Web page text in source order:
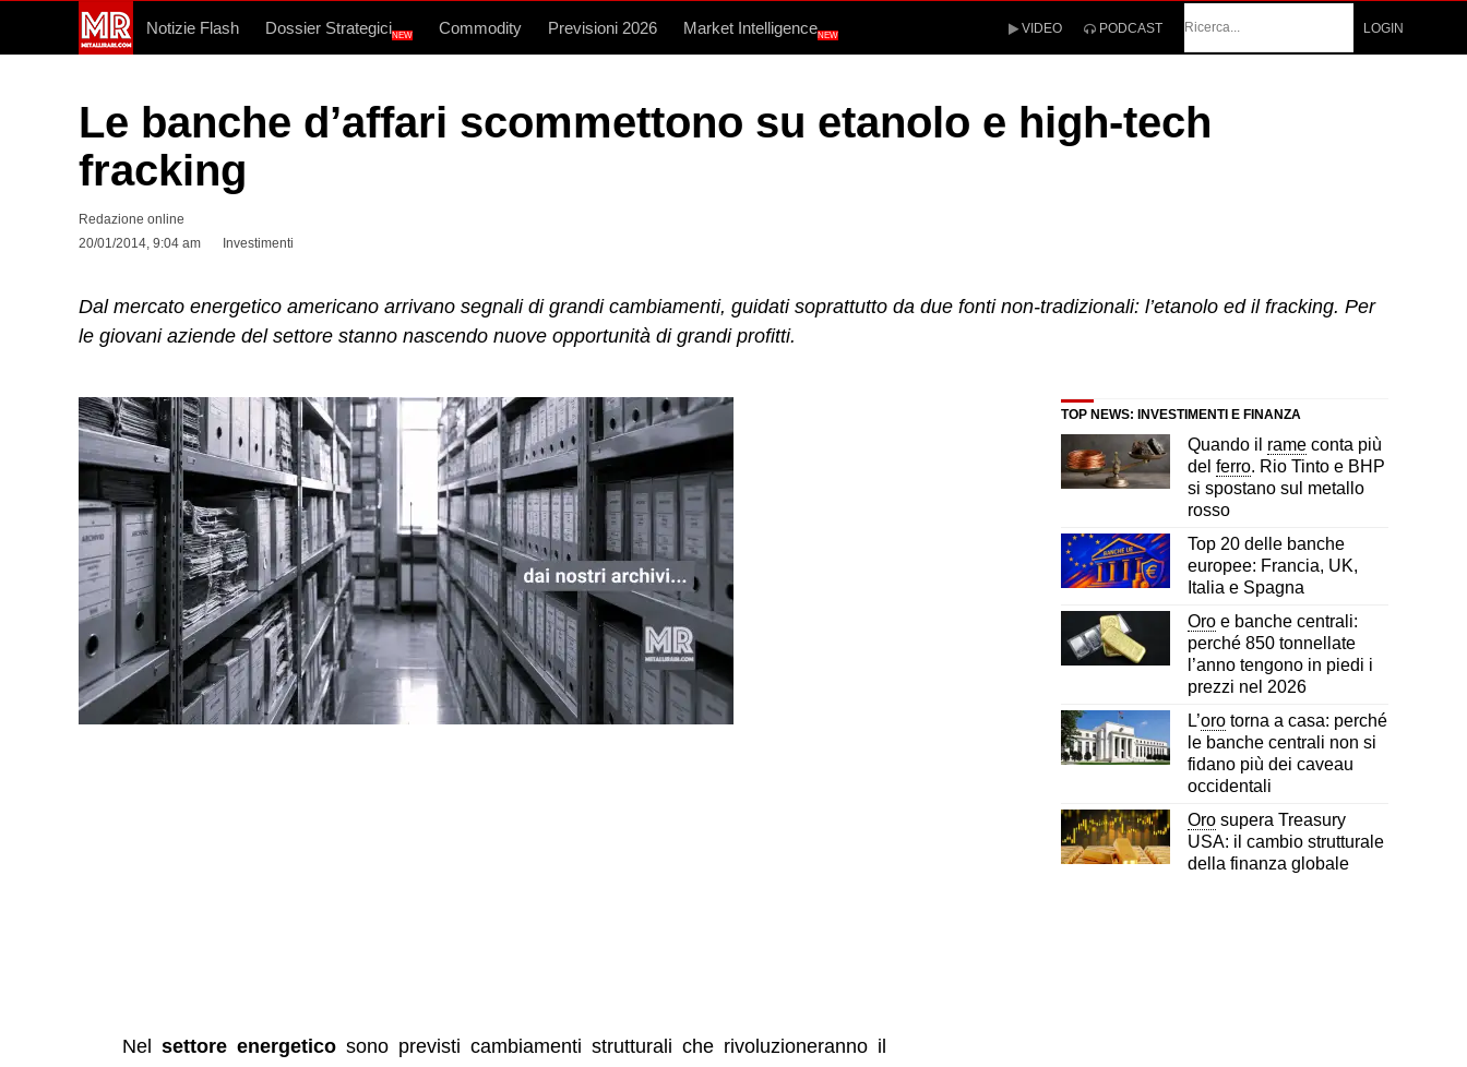
Notizie Flash Dossier StrategiciNEW Commodity Previsioni 2026 Market IntelligenceNEW VIDEO PODCAST
LOGIN
Le banche d’affari scommettono su etanolo e high-tech
fracking
Redazione online
20/01/2014, 9:04 am
Investimenti
Dal mercato energetico americano arrivano segnali di grandi cambiamenti, guidati soprattutto da due fonti non-tradizionali: l’etanolo ed il fracking. Per
le giovani aziende del settore stanno nascendo nuove opportunità di grandi profitti.
Nel settore energetico sono previsti cambiamenti strutturali che rivoluzioneranno il
TOP NEWS: INVESTIMENTI E FINANZA
Quando il rame conta più
del ferro. Rio Tinto e BHP
si spostano sul metallo
rosso
Top 20 delle banche
europee: Francia, UK,
Italia e Spagna
Oro e banche centrali:
perché 850 tonnellate
l’anno tengono in piedi i
prezzi nel 2026
L’oro torna a casa: perché
le banche centrali non si
fidano più dei caveau
occidentali
Oro supera Treasury
USA: il cambio strutturale
della finanza globale